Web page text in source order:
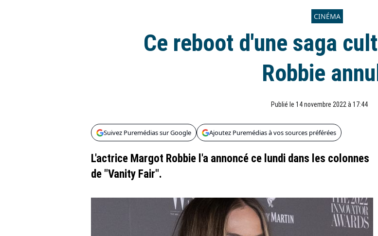
CINÉMA
Ce reboot d'une saga
Robbie
Publié le 14 novembre 2022 à 17:44
Suivez Puremédias sur Google Ajoutez Puremédias à vos sources préférées
L'actrice Margot Robbie l'a annoncé ce lundi dans les colonnes
de "Vanity Fair".